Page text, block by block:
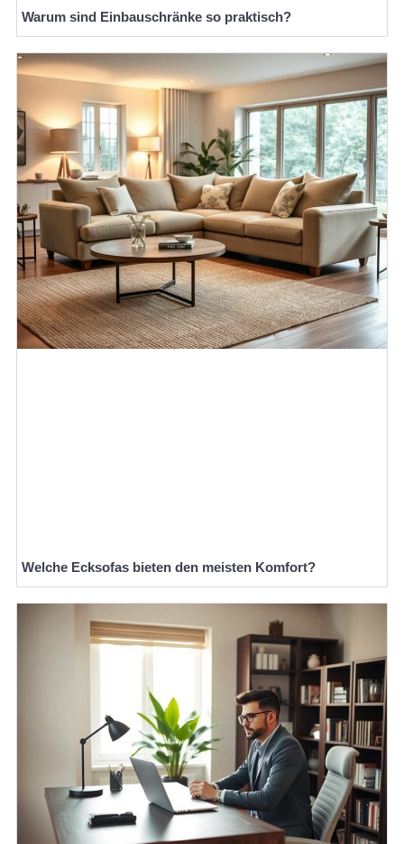
Warum sind Einbauschränke so praktisch?
Welche Ecksofas bieten den meisten Komfort?